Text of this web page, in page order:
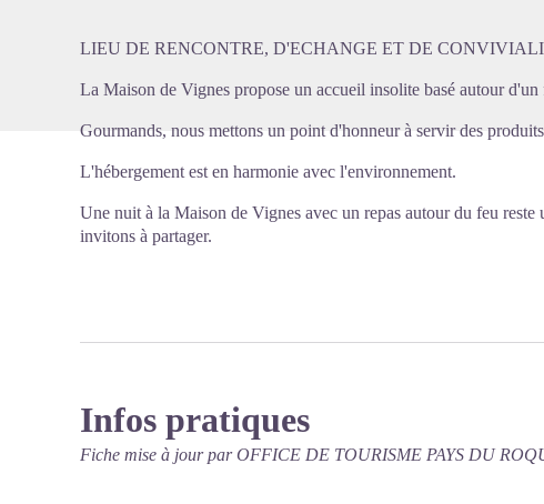
LIEU DE RENCONTRE, D'ECHANGE ET DE
La Maison de Vignes propose un accueil insolite basé autour d'un
Gourmands, nous mettons un point d'honneur à servir des
L'hébergement est en harmonie avec l'environnement.
Une nuit à la Maison de Vignes avec un repas autour du feu
invitons à partager.
Infos pratiques
Fiche mise à jour par OFFICE DE TOURISME PAYS DU